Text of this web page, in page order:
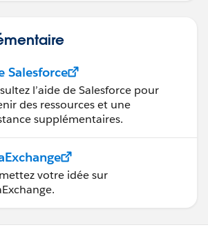
Salesforce
l’aide de Salesforce pour
des ressources et une
supplémentaires.
votre idée sur